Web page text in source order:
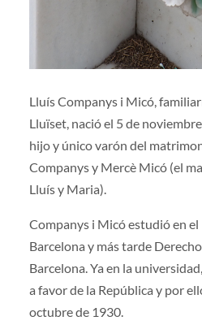
Lluís Companys i Micó,
Lluïset, nació el 5 de
hijo y único varón del
Companys y Mercè Micó (el
Lluís y Maria).
Companys i Micó estudió en
Barcelona y más tarde
Barcelona. Ya en la
a favor de la República y por
octubre de 1930.